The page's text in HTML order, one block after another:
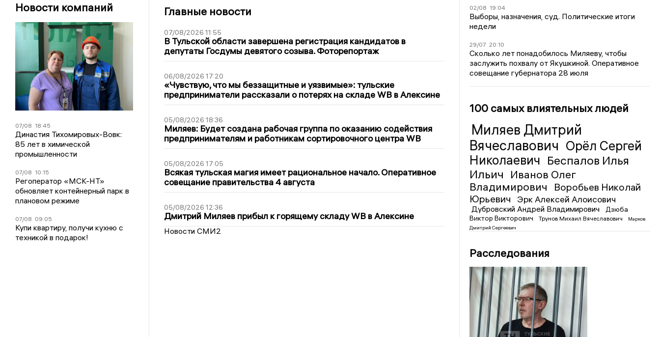
Новости компаний
07/08 18:45
Династия Тихомировых-Вовк:
85 лет в химической
промышленности
07/08 10:15
Регоператор «МСК-НТ»
обновляет контейнерный парк в
плановом режиме
07/08 09:05
Купи квартиру, получи кухню с
техникой в подарок!
Главные новости
07/08/2026 11:55
В Тульской области завершена регистрация кандидатов в
депутаты Госдумы девятого созыва. Фоторепортаж
06/08/2026 17:20
«Чувствую, что мы беззащитные и уязвимые»: тульские
предприниматели рассказали о потерях на складе WB в Алексине
05/08/2026 18:36
Миляев: Будет создана рабочая группа по оказанию содействия
предпринимателям и работникам сортировочного центра WB
05/08/2026 17:05
Всякая тульская магия имеет рациональное начало. Оперативное
совещание правительства 4 августа
05/08/2026 12:36
Дмитрий Миляев прибыл к горящему складу WB в Алексине
Новости СМИ2
02/08 19:04
Выборы, назначения, суд. Политические итоги
недели
29/07 20:10
Сколько лет понадобилось Миляеву, чтобы
заслужить похвалу от Якушкиной. Оперативное
совещание губернатора 28 июля
100 самых влиятельных людей
Миляев Дмитрий
Вячеславович Орёл Сергей
Николаевич Беспалов Илья
Ильич
Иванов Олег
Владимирович
Воробьев Николай
Юрьевич
Эрк Алексей Алоисович
Дубровский Андрей Владимирович
Дзюба
Виктор Викторович
Трунов Михаил Вячеславович
Марков
Дмитрий Сергеевич
Расследования